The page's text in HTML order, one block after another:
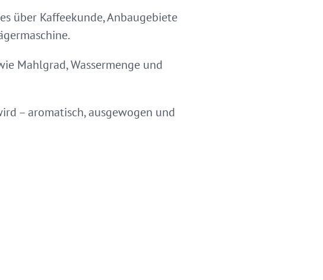
über Kaffeekunde, Anbaugebiete
Mahlgrad, Wassermenge und
– aromatisch, ausgewogen und